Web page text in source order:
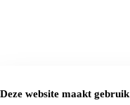
Deze website maakt